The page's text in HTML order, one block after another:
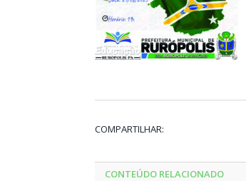
COMPARTILHAR:
CONTEÚDO RELACIONADO